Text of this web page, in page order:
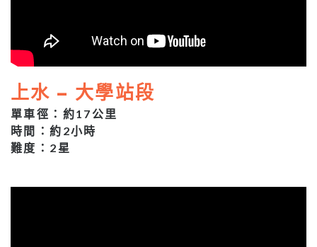
上水 – 大學站段
單車徑：約17公里
時間：約2小時
難度：2星